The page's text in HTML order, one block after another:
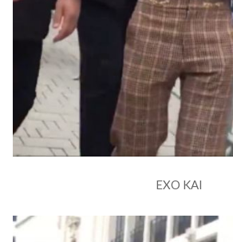
EXO KAI